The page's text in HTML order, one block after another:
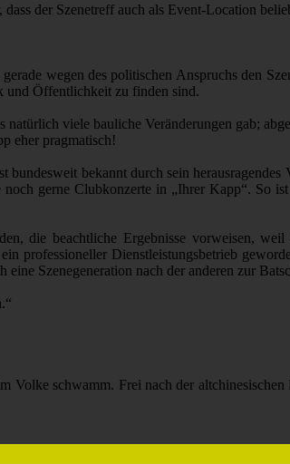
der Szenetreff auch als Event-Location
wegen des politischen Anspruchs den
und Öffentlichkeit zu finden sind.
viele bauliche Veränderungen gab;
eher pragmatisch!
bekannt durch sein herausragendes
gerne Clubkonzerte in „Ihrer Kapp“. So
die beachtliche Ergebnisse vorweisen,
professioneller Dienstleistungsbetrieb
Szenegeneration nach der anderen zur
Volke schwamm. Frei nach der